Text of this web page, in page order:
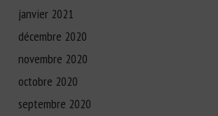
janvier 2021
décembre 2020
novembre 2020
octobre 2020
septembre 2020